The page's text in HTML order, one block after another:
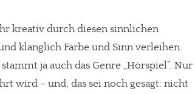
kreativ durch diesen sinnlichen
klanglich Farbe und Sinn verleihen.
ja auch das Genre „Hörspiel“. Nur
wird – und, das sei noch gesagt: nicht